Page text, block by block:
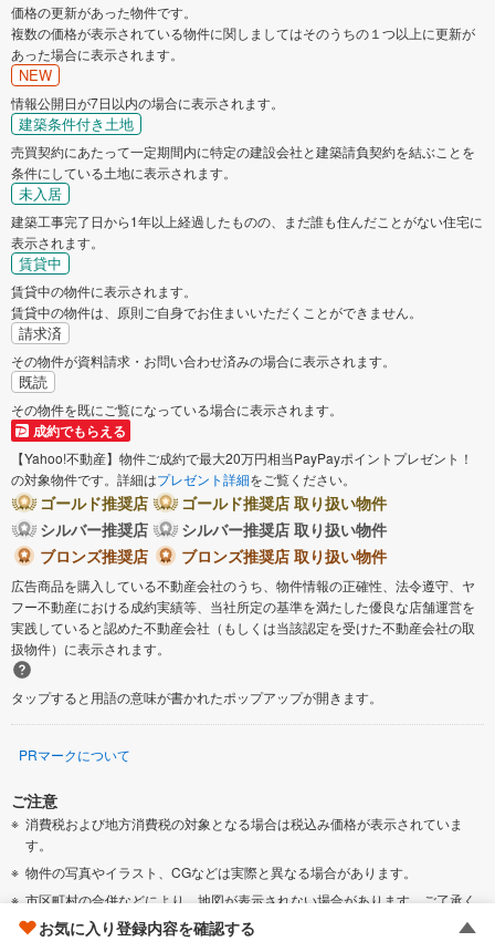
価格の更新があった物件です。
複数の価格が表示されている物件に関しましてはそのうちの１つ以上に更新が
あった場合に表示されます。
NEW
情報公開日が7日以内の場合に表示されます。
建築条件付き土地
売買契約にあたって一定期間内に特定の建設会社と建築請負契約を結ぶことを
条件にしている土地に表示されます。
未入居
建築工事完了日から1年以上経過したものの、まだ誰も住んだことがない住宅に
表示されます。
賃貸中
賃貸中の物件に表示されます。
賃貸中の物件は、原則ご自身でお住まいいただくことができません。
請求済
その物件が資料請求・お問い合わせ済みの場合に表示されます。
既読
その物件を既にご覧になっている場合に表示されます。
成約でもらえる
【Yahoo!不動産】物件ご成約で最大20万円相当PayPayポイントプレゼント！
の対象物件です。詳細はプレゼント詳細をご覧ください。
ゴールド推奨店
ゴールド推奨店 取り扱い物件
シルバー推奨店
シルバー推奨店 取り扱い物件
ブロンズ推奨店
ブロンズ推奨店 取り扱い物件
広告商品を購入している不動産会社のうち、物件情報の正確性、法令遵守、ヤ
フー不動産における成約実績等、当社所定の基準を満たした優良な店舗運営を
実践していると認めた不動産会社（もしくは当該認定を受けた不動産会社の取
扱物件）に表示されます。
タップすると用語の意味が書かれたポップアップが開きます。
PRマークについて
ご注意
消費税および地方消費税の対象となる場合は税込み価格が表示されていま
す。
物件の写真やイラスト、CGなどは実際と異なる場合があります。
市区町村の合併などにより、地図が表示されない場合があります。ご了承く
ださい。
お気に入り登録内容を確認する